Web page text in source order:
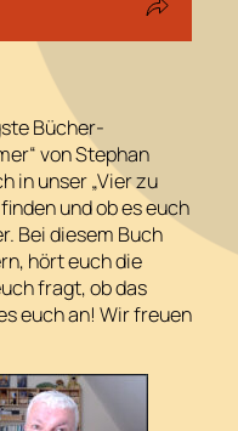
Bücher-
von Stephan
in unser „Vier zu
und ob es euch
Bei diesem Buch
hört euch die
fragt, ob das
euch an! Wir freuen